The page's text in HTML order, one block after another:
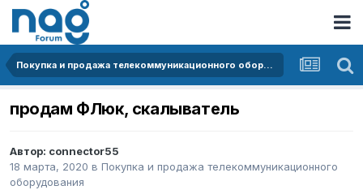
Покупка и продажа телекоммуникационного оборудования
продам ФЛюк, скалыватель
Автор: connector55
18 марта, 2020 в Покупка и продажа телекоммуникационного
оборудования